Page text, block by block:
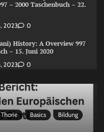
– 2000 Taschenbuch – 22.
2023 0
History: A Overview 997
– 15. Juni 2020
2023 0
Basics
Bildung